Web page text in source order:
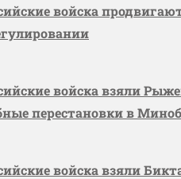
войска
войска взяли
перестановки в
войска взяли